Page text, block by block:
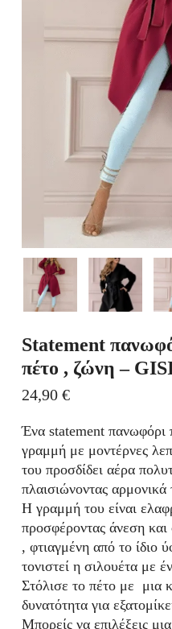
Statement
πέτο , ζώνη –
24,90 €
Ένα statement πανωφόρι
γραμμή με μοντέρνες
του προσδίδει αέρα
πλαισιώνοντας
Η γραμμή του είναι
προσφέροντας άνεση
, φτιαγμένη από το ίδιο
τονιστεί η σιλουέτα με
Στόλισε το πέτο με μια
δυνατότητα για
Μπορείς να επιλέξεις